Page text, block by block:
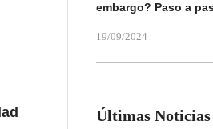
embargo? Paso a
19/09/2024
Últimas Noticias